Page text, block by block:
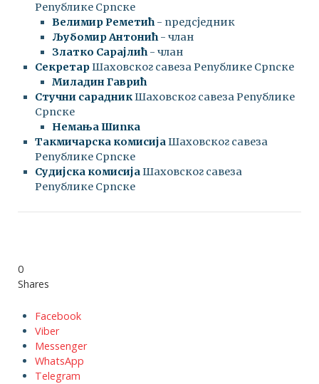
Републике Српске
Велимир Реметић- предсједник
Љубомир Антонић- члан
Златко Сарајлић- члан
СекретарШаховског савеза Републике Српске
Миладин Гаврић
Стучни сарадникШаховског савеза Републике
Српске
Немања Шипка
Такмичарска комисијаШаховског савеза
Републике Српске
Судијска комисијаШаховског савеза
Републике Српске
0
Shares
Facebook
Viber
Messenger
WhatsApp
Telegram